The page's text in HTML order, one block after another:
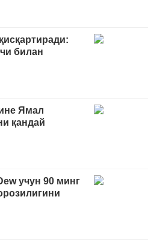
билан
Ямал
қандай
учун 90 минг